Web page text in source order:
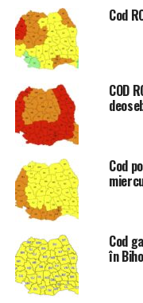
accentuat se va
Caraş-Severin, Timiş,
vor înregistra
între 37 şi 39 de
în general, sub 22 –
“Joi şi vineri (24 şi 25
accentua şi în
a Transilvaniei”, se
URMATORUL
Accident grav în
nevinovat (FOTO)
Cod
COD
Cod
Cod
în